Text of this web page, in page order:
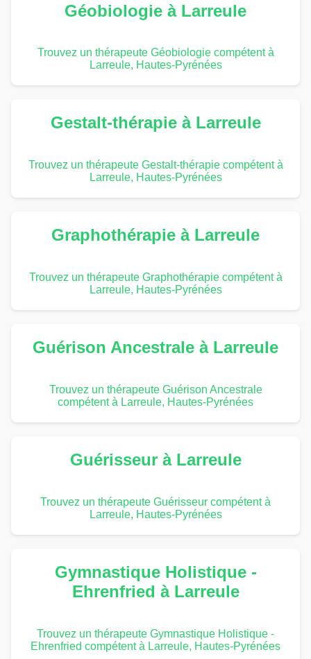
Géobiologie à Larreule
Trouvez un thérapeute Géobiologie compétent à
Larreule, Hautes-Pyrénées
Gestalt-thérapie à Larreule
Trouvez un thérapeute Gestalt-thérapie compétent à
Larreule, Hautes-Pyrénées
Graphothérapie à Larreule
Trouvez un thérapeute Graphothérapie compétent à
Larreule, Hautes-Pyrénées
Guérison Ancestrale à Larreule
Trouvez un thérapeute Guérison Ancestrale
compétent à Larreule, Hautes-Pyrénées
Guérisseur à Larreule
Trouvez un thérapeute Guérisseur compétent à
Larreule, Hautes-Pyrénées
Gymnastique Holistique -
Ehrenfried à Larreule
Trouvez un thérapeute Gymnastique Holistique -
Ehrenfried compétent à Larreule, Hautes-Pyrénées